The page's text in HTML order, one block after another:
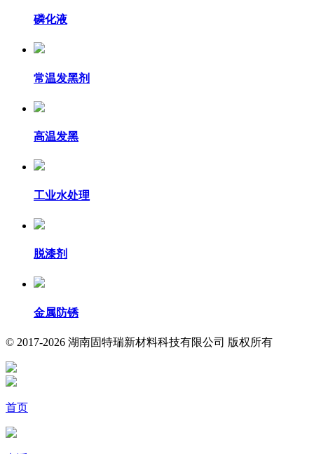
磷化液
常温发黑剂
高温发黑
工业水处理
脱漆剂
金属防锈
© 2017-2026 湖南固特瑞新材料科技有限公司 版权所有
首页